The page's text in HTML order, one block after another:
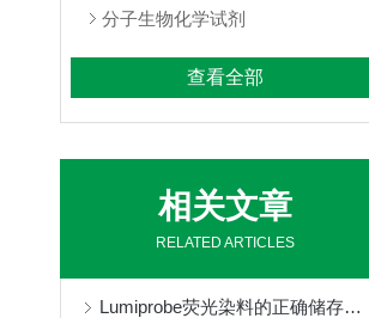
分子生物化学试剂
查看全部
相关文章
RELATED ARTICLES
Lumiprobe荧光染料的正确储存与保管